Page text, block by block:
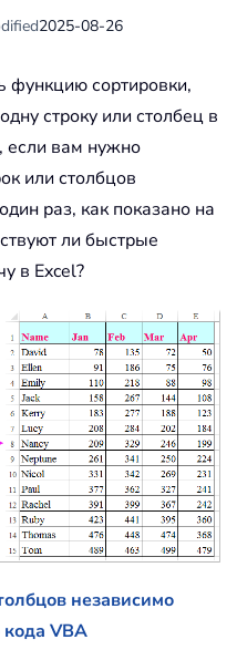
2025-08-26
функцию сортировки,
строку или столбец в
если вам нужно
или столбцов
раз, как показано на
ли быстрые
в Excel?
независимо
VBA